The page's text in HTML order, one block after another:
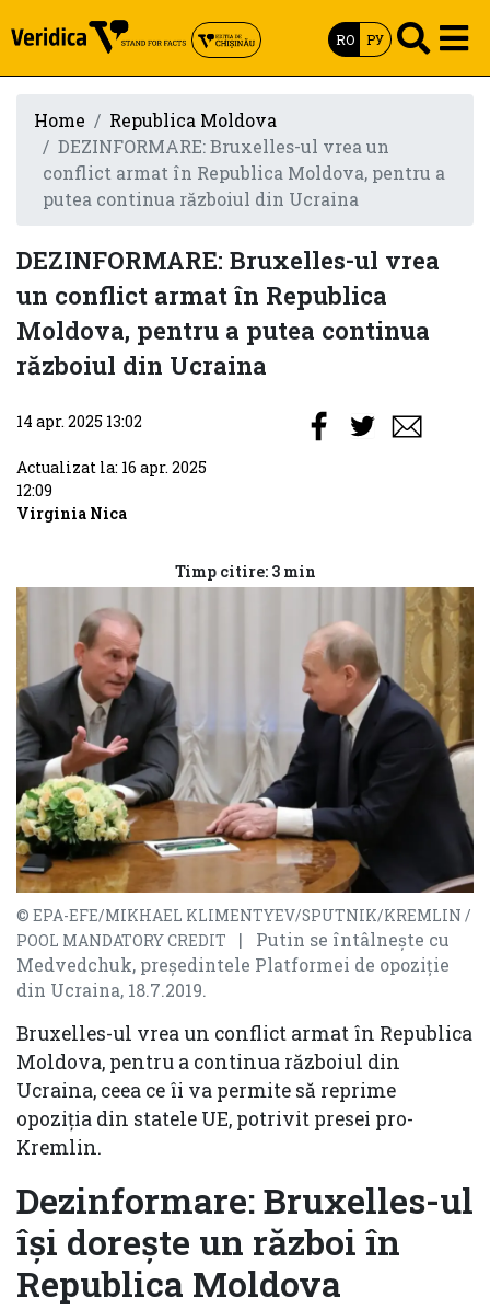
RO РУ
Home
Republica Moldova
DEZINFORMARE: Bruxelles-ul vrea un
conflict armat în Republica Moldova, pentru a
putea continua războiul din Ucraina
DEZINFORMARE: Bruxelles-ul vrea
un conflict armat în Republica
Moldova, pentru a putea continua
războiul din Ucraina
© EPA-EFE/MIKHAEL KLIMENTYEV/SPUTNIK/KREMLIN /
POOL MANDATORY CREDIT
| Putin se întâlnește cu
Medvedchuk, președintele Platformei de opoziție
din Ucraina, 18.7.2019.
Bruxelles-ul vrea un conflict armat în Republica
Moldova, pentru a continua războiul din
Ucraina, ceea ce îi va permite să reprime
opoziția din statele UE, potrivit presei pro-
Kremlin.
Dezinformare:Bruxelles-ul
își dorește un război în
Republica Moldova
14 apr. 2025 13:02
Actualizat la: 16 apr. 2025
12:09
Virginia Nica
Timp citire: 3 min